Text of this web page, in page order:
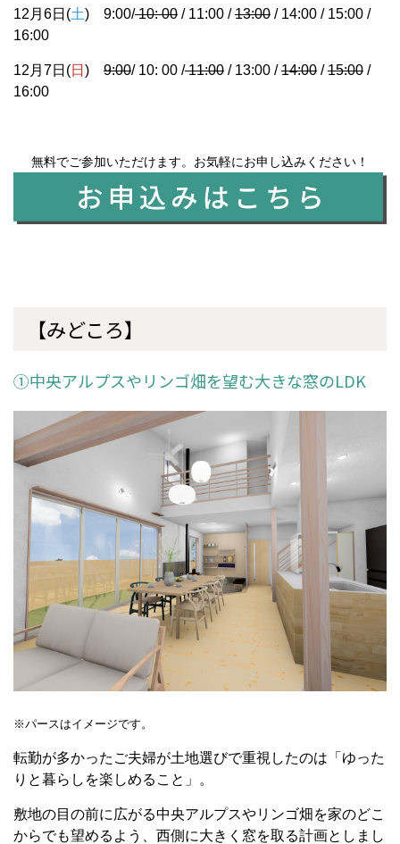
12月6日(土) 9:00/10: 00 / 11:00 /13:00 / 14:00 / 15:00 /
16:00
12月7日(日 ) 9:00/ 10: 00 /11:00 / 13:00 /14:00 /15:00 /
16:00
無料でご参加いただけます。お気軽にお申し込みください！
【みどころ】
①中央アルプスやリンゴ畑を望む大きな窓のLDK
※パースはイメージです。
転勤が多かったご夫婦が土地選びで重視したのは「ゆった
りと暮らしを楽しめること」。
敷地の目の前に広がる中央アルプスやリンゴ畑を家のどこ
からでも望めるよう、西側に大きく窓を取る計画としまし